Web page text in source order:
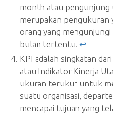
month atau pengunjung
merupakan pengukuran
orang yang
bulan tertentu. ↩︎
KPI adalah singkatan
atau Indikator Kinerja
ukuran terukur untuk
suatu organisasi,
mencapai tujuan yang